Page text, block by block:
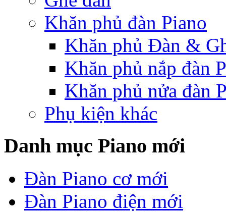
Khăn phủ đàn Piano
Khăn phủ Đàn &
Khăn phủ nắp đàn
Khăn phủ nửa đàn
Phụ kiện khác
Danh mục Piano mới
Đàn Piano cơ mới
Đàn Piano điện mới